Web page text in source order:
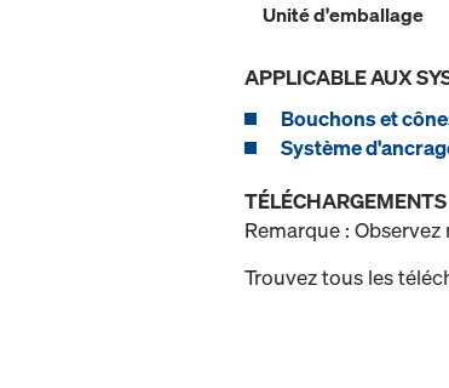
Unité d'emballage
APPLICABLE AUX
Bouchons et
Système
TÉLÉCHARGEMENTS
Remarque : Observez
Trouvez tous les